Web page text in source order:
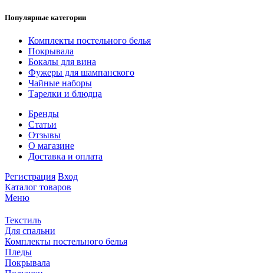
Популярные категории
Комплекты постельного белья
Покрывала
Бокалы для вина
Фужеры для шампанского
Чайные наборы
Тарелки и блюдца
Бренды
Статьи
Отзывы
О магазине
Доставка и оплата
Регистрация Вход
Каталог товаров
Меню
Текстиль
Для спальни
Комплекты постельного белья
Пледы
Покрывала